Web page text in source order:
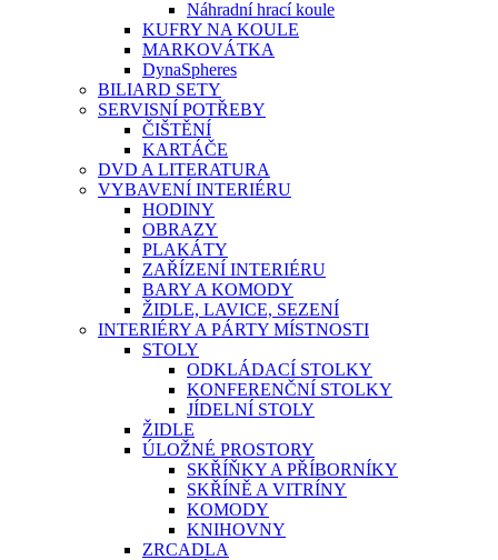
Náhradní hrací koule
KUFRY NA KOULE
MARKOVÁTKA
DynaSpheres
BILIARD SETY
SERVISNÍ POTŘEBY
ČIŠTĚNÍ
KARTÁČE
DVD A LITERATURA
VYBAVENÍ INTERIÉRU
HODINY
OBRAZY
PLAKÁTY
ZAŘÍZENÍ INTERIÉRU
BARY A KOMODY
ŽIDLE, LAVICE, SEZENÍ
INTERIÉRY A PÁRTY MÍSTNOSTI
STOLY
ODKLÁDACÍ STOLKY
KONFERENČNÍ STOLKY
JÍDELNÍ STOLY
ŽIDLE
ÚLOŽNÉ PROSTORY
SKŘÍŇKY A PŘÍBORNÍKY
SKŘÍNĚ A VITRÍNY
KOMODY
KNIHOVNY
ZRCADLA